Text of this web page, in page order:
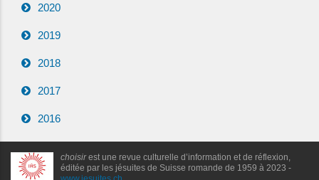
2020
2019
2018
2017
2016
choisirest une revue culturelle d’information et de réflexion,
éditée par les jésuites de Suisse romande de 1959 à 2023 -